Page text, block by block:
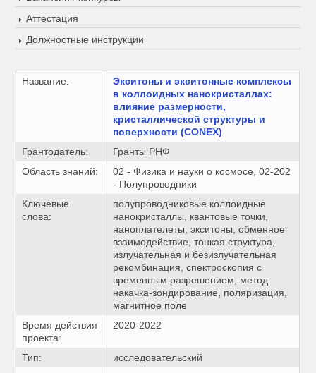
Аттестация
Должностные инструкции
Название:
Экситоны и экситонные комплексы
в коллоидных нанокристаллах:
влияние размерности,
кристаллической структуры и
поверхности (CONEX)
Грантодатель:
Гранты РНФ
Область знаний:
02 - Физика и науки о космосе, 02-202
- Полупроводники
Ключевые
слова:
полупроводниковые коллоидные
нанокристаллы, квантовые точки,
наноплателеты, экситоны, обменное
взаимодействие, тонкая структура,
излучательная и безизлучательная
рекомбинация, спектроскопия с
временным разрешением, метод
накачка-зондирование, поляризация,
магнитное поле
Время действия
проекта:
2020-2022
Тип:
исследовательский